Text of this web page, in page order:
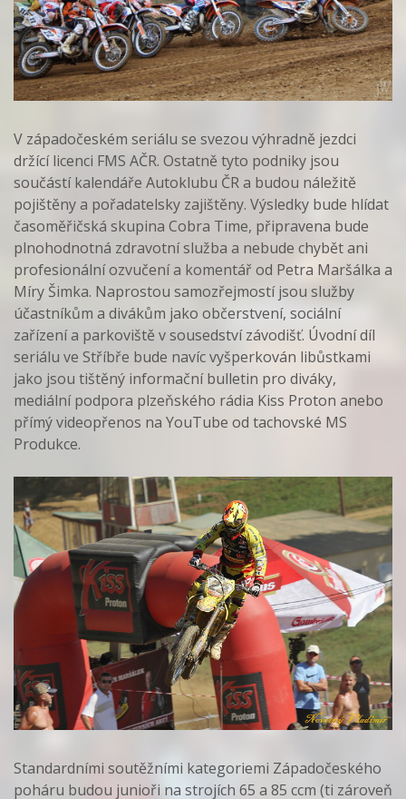
V západočeském seriálu se svezou výhradně jezdci
držící licenci FMS AČR. Ostatně tyto podniky jsou
součástí kalendáře Autoklubu ČR a budou náležitě
pojištěny a pořadatelsky zajištěny. Výsledky bude hlídat
časoměřičská skupina Cobra Time, připravena bude
plnohodnotná zdravotní služba a nebude chybět ani
profesionální ozvučení a komentář od Petra Maršálka a
Míry Šimka. Naprostou samozřejmostí jsou služby
účastníkům a divákům jako občerstvení, sociální
zařízení a parkoviště v sousedství závodišť. Úvodní díl
seriálu ve Stříbře bude navíc vyšperkován libůstkami
jako jsou tištěný informační bulletin pro diváky,
mediální podpora plzeňského rádia Kiss Proton anebo
přímý videopřenos na YouTube od tachovské MS
Produkce.
Standardními soutěžními kategoriemi Západočeského
poháru budou junioři na strojích 65 a 85 ccm (ti zároveň